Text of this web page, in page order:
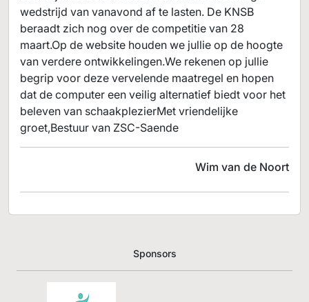
wedstrijd van vanavond af te lasten. De KNSB
beraadt zich nog over de competitie van 28
maart.Op de website houden we jullie op de hoogte
van verdere ontwikkelingen.We rekenen op jullie
begrip voor deze vervelende maatregel en hopen
dat de computer een veilig alternatief biedt voor het
beleven van schaakplezierMet vriendelijke
groet,Bestuur van ZSC-Saende
Wim van de Noort
Sponsors